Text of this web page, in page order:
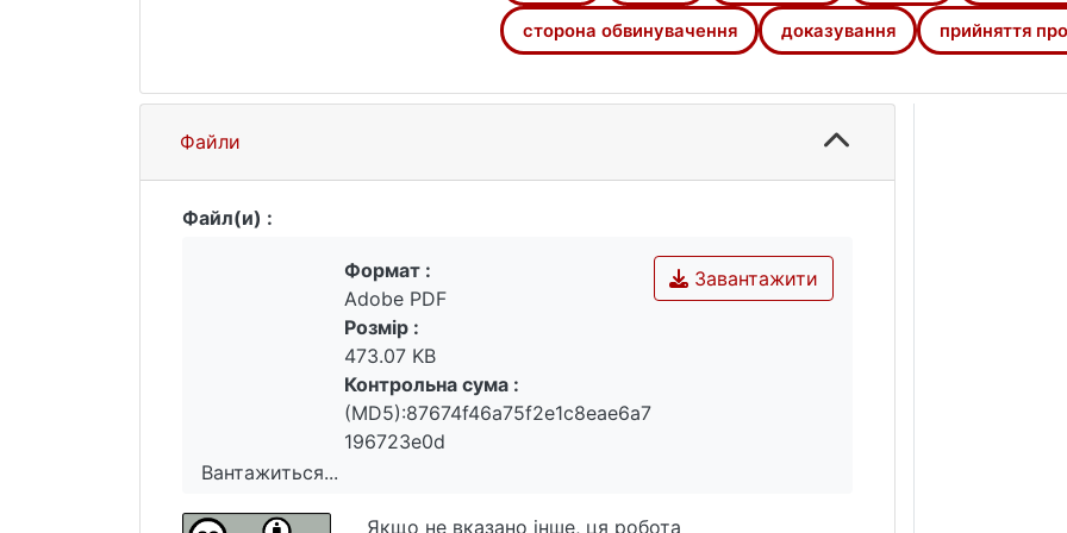
сторона обвинувачення доказування прийняття
Файли
Файл(и) :
Вантажиться...
Вантажиться...
Завантажити
Формат :
Adobe PDF
Розмір :
473.07 KB
Контрольна сума :
(MD5):87674f46a75f2e1c8eae6a7
196723e0d
Якщо не вказано інше, ця робота